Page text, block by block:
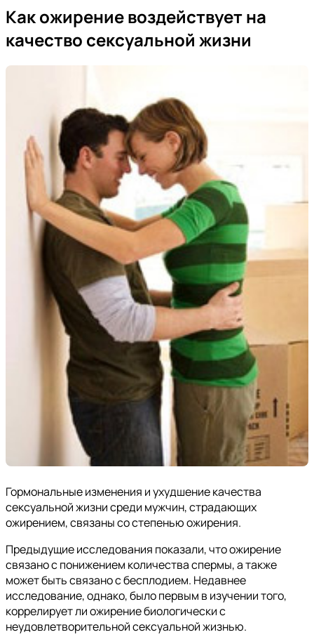
Как ожирение воздействует на
качество сексуальной жизни
Гормональные изменения и ухудшение качества
сексуальной жизни среди мужчин, страдающих
ожирением, связаны со степенью ожирения.
Предыдущие исследования показали, что ожирение
связано с понижением количества спермы, а также
может быть связано с бесплодием. Недавнее
исследование, однако, было первым в изучении того,
коррелирует ли ожирение биологически с
неудовлетворительной сексуальной жизнью.